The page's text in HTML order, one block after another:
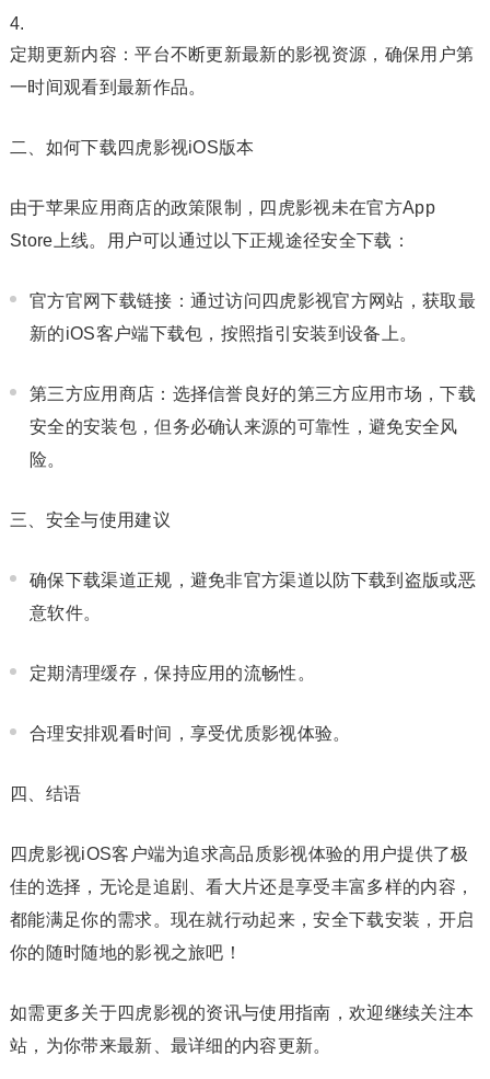
定期更新内容：平台不断更新最新的影视资源，确保用户第
一时间观看到最新作品。
二、如何下载四虎影视iOS版本
由于苹果应用商店的政策限制，四虎影视未在官方App
Store上线。用户可以通过以下正规途径安全下载：
官方官网下载链接：通过访问四虎影视官方网站，获取最
新的iOS客户端下载包，按照指引安装到设备上。
第三方应用商店：选择信誉良好的第三方应用市场，下载
安全的安装包，但务必确认来源的可靠性，避免安全风
险。
三、安全与使用建议
确保下载渠道正规，避免非官方渠道以防下载到盗版或恶
意软件。
定期清理缓存，保持应用的流畅性。
合理安排观看时间，享受优质影视体验。
四、结语
四虎影视iOS客户端为追求高品质影视体验的用户提供了极
佳的选择，无论是追剧、看大片还是享受丰富多样的内容，
都能满足你的需求。现在就行动起来，安全下载安装，开启
你的随时随地的影视之旅吧！
如需更多关于四虎影视的资讯与使用指南，欢迎继续关注本
站，为你带来最新、最详细的内容更新。